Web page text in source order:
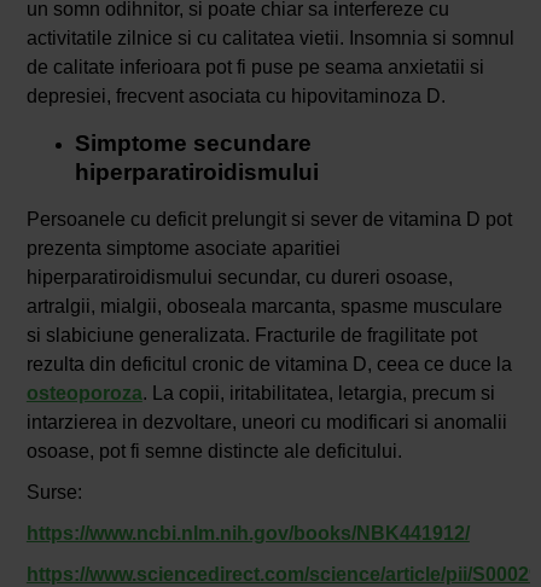
un somn odihnitor, si poate chiar sa interfereze cu
activitatile zilnice si cu calitatea vietii. Insomnia si somnul
de calitate inferioara pot fi puse pe seama anxietatii si
depresiei, frecvent asociata cu hipovitaminoza D.
Simptome secundare
hiperparatiroidismului
Persoanele cu deficit prelungit si sever de vitamina D pot
prezenta simptome asociate aparitiei
hiperparatiroidismului secundar, cu dureri osoase,
artralgii, mialgii, oboseala marcanta, spasme musculare
si slabiciune generalizata. Fracturile de fragilitate pot
rezulta din deficitul cronic de vitamina D, ceea ce duce la
osteoporoza. La copii, iritabilitatea, letargia, precum si
intarzierea in dezvoltare, uneori cu modificari si anomalii
osoase, pot fi semne distincte ale deficitului.
Surse:
https://www.ncbi.nlm.nih.gov/books/NBK441912/
https://www.sciencedirect.com/science/article/pii/